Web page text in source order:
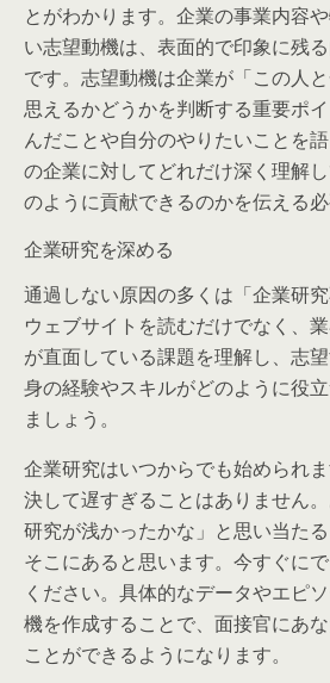
とがわかります。企業の事業内容
い志望動機は、表面的で印象に残
です。志望動機は企業が「この人
思えるかどうかを判断する重要ポ
んだことや自分のやりたいことを
の企業に対してどれだけ深く理解
のように貢献できるのかを伝える必
企業研究を深める
通過しない原因の多くは「企業研
ウェブサイトを読むだけでなく、
が直面している課題を理解し、志
身の経験やスキルがどのように役
ましょう。
企業研究はいつからでも始められ
決して遅すぎることはありません
研究が浅かったかな」と思い当た
そこにあると思います。今すぐに
ください。具体的なデータやエピ
機を作成することで、面接官にあ
ことができるようになります。